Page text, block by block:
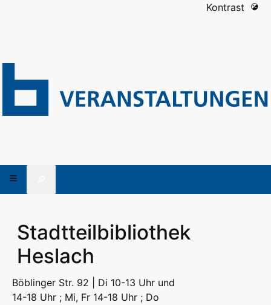
Kontrast
Stadtteilbibliothek
Heslach
Böblinger Str. 92 | Di 10-13 Uhr und
14-18 Uhr ; Mi, Fr 14-18 Uhr ; Do